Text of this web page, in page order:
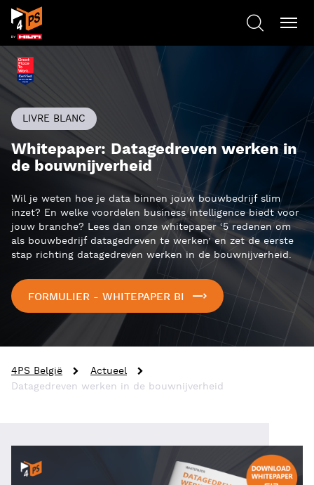
LIVRE BLANC
Whitepaper: Datagedreven werken in
de bouwnijverheid
Wil je weten hoe je data binnen jouw bouwbedrijf slim
inzet? En welke voordelen business intelligence biedt voor
jouw branche? Lees dan onze whitepaper ‘5 redenen om
als bouwbedrijf datagedreven te werken’ en zet de eerste
stap richting datagedreven werken in de bouwnijverheid.
FORMULIER - WHITEPAPER BI
4PS België
Actueel
Datagedreven werken in de bouwnijverheid